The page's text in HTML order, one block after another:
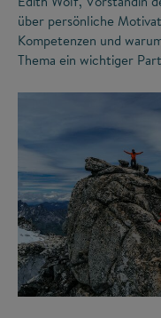
über persönliche
Kompetenzen und
Thema ein wichtiger